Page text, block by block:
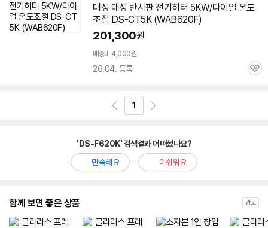
대성 대성 반사판 전기히터 5KW/다이얼 온도
조절 DS-CT5K (WAB620F)
201,300원
배송비 4,000원
26.04. 등록
관
1
'DS-F620K' 검색결과 어떠셨나요?
만족해요
아쉬워요
함께 보면 좋은 상품 광고